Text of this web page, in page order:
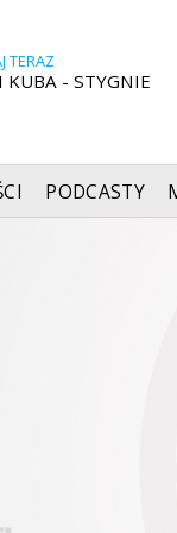
TERAZ
KUBA - STYGNIE
PODCASTY